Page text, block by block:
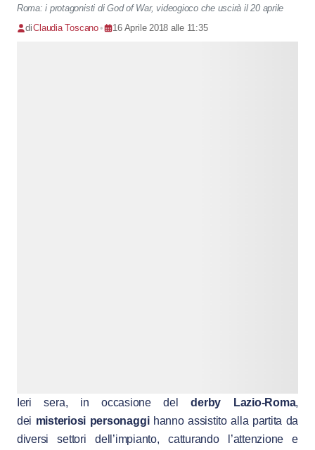
Roma: i protagonisti di God of War, videogioco che uscirà il 20 aprile
diClaudia Toscano • 16 Aprile 2018 alle 11:35
Ieri sera, in occasione delderby Lazio-Roma,
dei misteriosi personaggi hanno assistito alla partita da
diversi settori dell’impianto, catturando l’attenzione e